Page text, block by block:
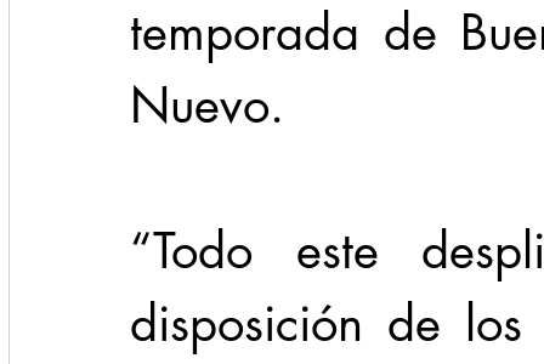
temporada de
Nuevo.
“Todo este
disposición de